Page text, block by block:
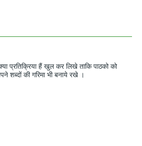
प्रतिक्रिया हैं खुल कर लिखे ताकि पाठको को
की गरिमा भी बनाये रखे ।